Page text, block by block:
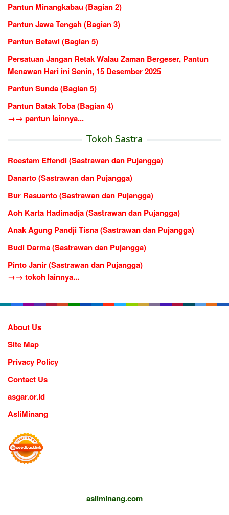
Pantun Minangkabau (Bagian 2)
Pantun Jawa Tengah (Bagian 3)
Pantun Betawi (Bagian 5)
Persatuan Jangan Retak Walau Zaman Bergeser, Pantun
Menawan Hari ini Senin, 15 Desember 2025
Pantun Sunda (Bagian 5)
Pantun Batak Toba (Bagian 4)
→→ pantun lainnya...
Tokoh Sastra
Roestam Effendi (Sastrawan dan Pujangga)
Danarto (Sastrawan dan Pujangga)
Bur Rasuanto (Sastrawan dan Pujangga)
Aoh Karta Hadimadja (Sastrawan dan Pujangga)
Anak Agung Pandji Tisna (Sastrawan dan Pujangga)
Budi Darma (Sastrawan dan Pujangga)
Pinto Janir (Sastrawan dan Pujangga)
→→ tokoh lainnya...
About Us
Site Map
Privacy Policy
Contact Us
asgar.or.id
AsliMinang
asliminang.com